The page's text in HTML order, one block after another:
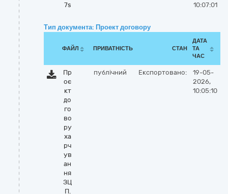
7s
10:07:01
Тип документа: Проект договору
ФАЙЛ ПРИВАТНІСТЬ СТАН
ДАТА
ТА
ЧАС
Пр
оє
кт
до
го
во
ру
ха
рч
ув
ан
ня
ЗЦ
П.
публічний Експортовано:
19-05-
2026,
10:05:10